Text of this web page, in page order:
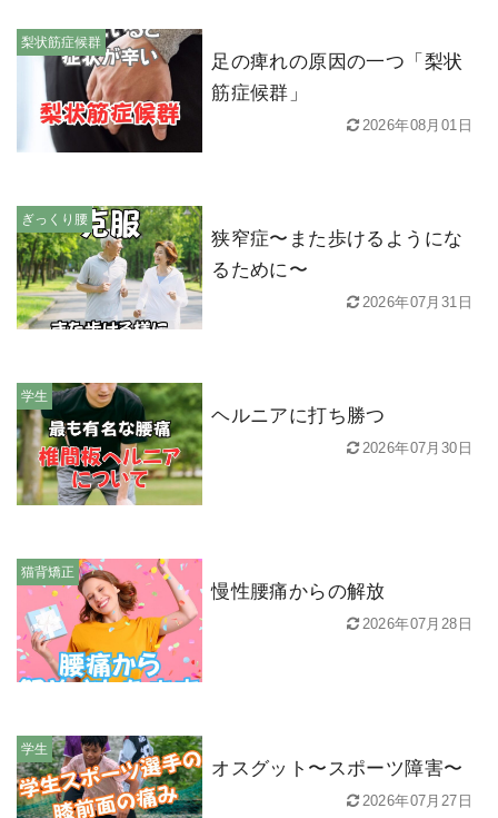
梨状筋症候群
足の痺れの原因の一つ「梨状
筋症候群」
2026年08月01日
ぎっくり腰
狭窄症〜また歩けるようにな
るために〜
2026年07月31日
学生
ヘルニアに打ち勝つ
2026年07月30日
猫背矯正
慢性腰痛からの解放
2026年07月28日
学生
オスグット〜スポーツ障害〜
2026年07月27日